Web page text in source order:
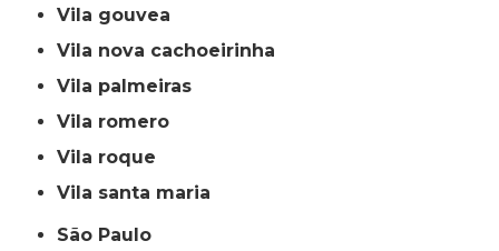
vila gouvea
vila nova cachoeirinha
vila palmeiras
vila romero
vila roque
vila santa maria
São Paulo